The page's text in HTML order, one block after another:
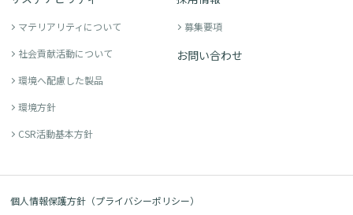
マテリアリティについて
社会貢献活動について
環境へ配慮した製品
環境方針
CSR活動基本方針
募集要項
お問い合わせ
個人情報保護方針（プライバシーポリシー）